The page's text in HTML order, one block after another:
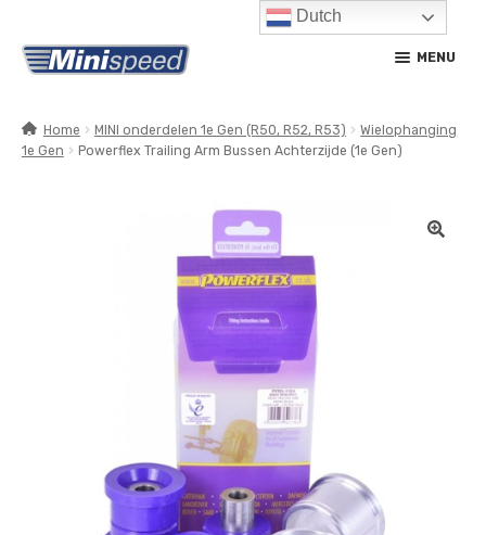
Ga
door
navigatie
Ga
naar
inhoud
MENU
Home MINI onderdelen 1e Gen (R50, R52, R53)
Wielophanging
1e Gen
Powerflex Trailing Arm Bussen Achterzijde (1e Gen)
Dutch